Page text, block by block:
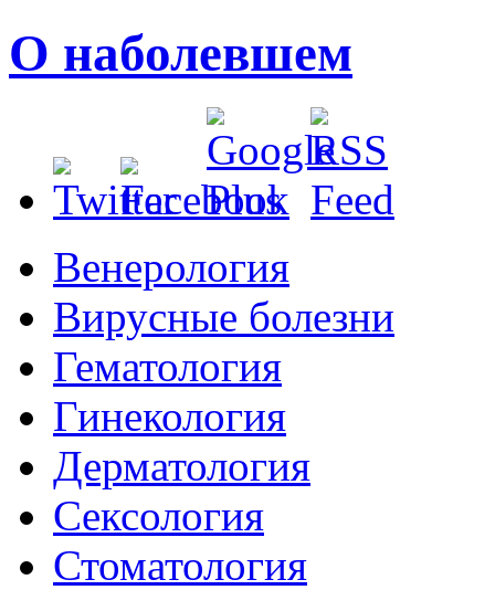
О наболевшем
Венерология
Вирусные болезни
Гематология
Гинекология
Дерматология
Сексология
Стоматология